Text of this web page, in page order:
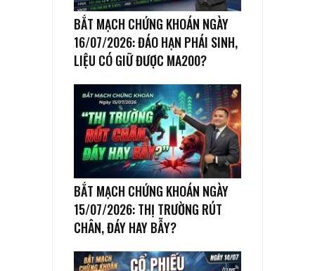
BẮT MẠCH CHỨNG KHOÁN NGÀY
16/07/2026: ĐÁO HẠN PHÁI SINH,
LIỆU CÓ GIỮ ĐƯỢC MA200?
BẮT MẠCH CHỨNG KHOÁN NGÀY
15/07/2026: THỊ TRƯỜNG RÚT
CHÂN, ĐÁY HAY BẪY?